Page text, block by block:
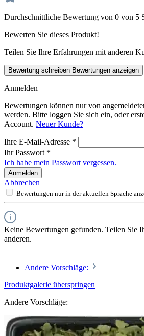
Durchschnittliche Bewertung von 0 von 5
Bewerten Sie dieses Produkt!
Teilen Sie Ihre Erfahrungen mit anderen
Bewertung schreiben Bewertungen anzeigen
Anmelden
Bewertungen können nur von
werden. Bitte loggen Sie sich ein, oder
Account. Neuer Kunde?
Ihre E-Mail-Adresse *
Ihr Passwort *
Ich habe mein Passwort vergessen.
Anmelden
Abbrechen
Bewertungen nur in der aktuellen Sprache
Keine Bewertungen gefunden. Teilen Sie
anderen.
Andere Vorschläge:
Produktgalerie überspringen
Andere Vorschläge: